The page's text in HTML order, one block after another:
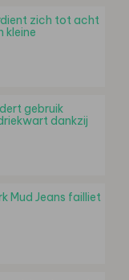
zich tot acht
kleine
gebruik
dankzij
Mud Jeans failliet